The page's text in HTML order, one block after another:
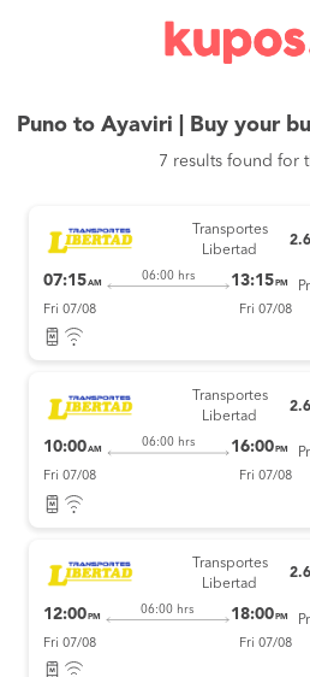
Puno to Ayaviri | Buy your
7 results found for
Transportes
Libertad
2.6
07:15AM
06:00 hrs 13:15 PM
Fri 07/08 Fri 07/08
Transportes
Libertad
2.6
10:00AM
06:00 hrs 16:00 PM
Fri 07/08 Fri 07/08
Transportes
Libertad
2.6
12:00 PM
06:00 hrs 18:00 PM
Fri 07/08 Fri 07/08